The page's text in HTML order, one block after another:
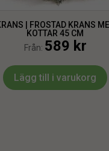
| FROSTAD KRANS
KOTTAR 45 CM
Från: 589 kr
Lägg till i varukorg